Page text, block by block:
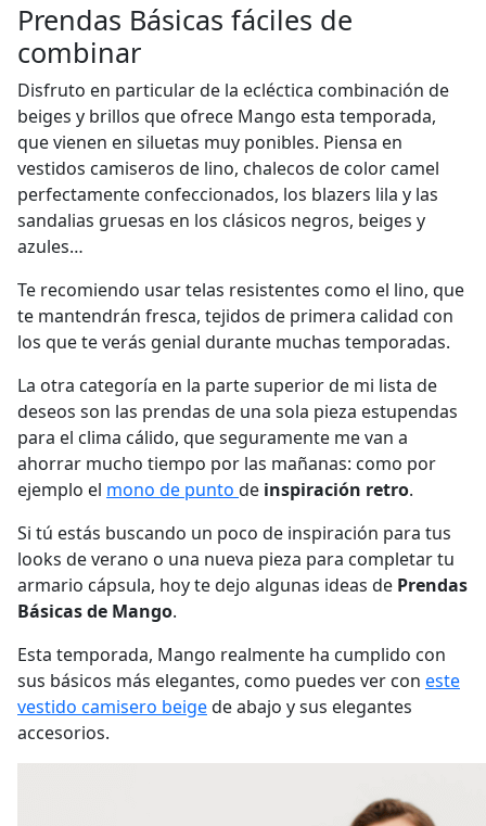
Prendas Básicas fáciles de
combinar
Disfruto en particular de la ecléctica combinación de
beiges y brillos que ofrece Mango esta temporada,
que vienen en siluetas muy ponibles. Piensa en
vestidos camiseros de lino, chalecos de color camel
perfectamente confeccionados, los blazers lila y las
sandalias gruesas en los clásicos negros, beiges y
azules…
Te recomiendo usar telas resistentes como el lino, que
te mantendrán fresca, tejidos de primera calidad con
los que te verás genial durante muchas temporadas.
La otra categoría en la parte superior de mi lista de
deseos son las prendas de una sola pieza estupendas
para el clima cálido, que seguramente me van a
ahorrar mucho tiempo por las mañanas: como por
ejemplo el mono de punto de inspiración retro.
Si tú estás buscando un poco de inspiración para tus
looks de verano o una nueva pieza para completar tu
armario cápsula, hoy te dejo algunas ideas de Prendas
Básicas de Mango.
Esta temporada, Mango realmente ha cumplido con
sus básicos más elegantes, como puedes ver con este
vestido camisero beigede abajo y sus elegantes
accesorios.